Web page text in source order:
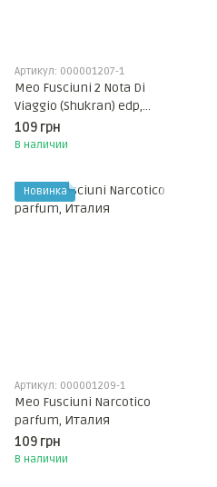
Артикул: 000001207-1
Meo Fusciuni 2 Nota Di
Viaggio (Shukran) edp,
Италия
109 грн
В наличии
Новинка
Артикул: 000001209-1
Meo Fusciuni Narcotico
parfum, Италия
109 грн
В наличии